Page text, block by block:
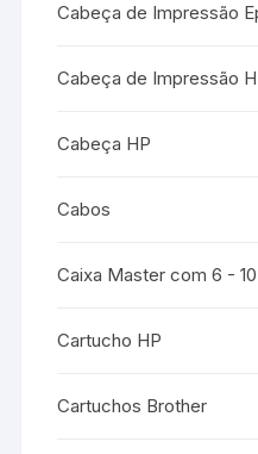
Cabeça de Impressão
Cabeça de Impressão
Cabeça HP
Cabos
Caixa Master com 6 -
Cartucho HP
Cartuchos Brother